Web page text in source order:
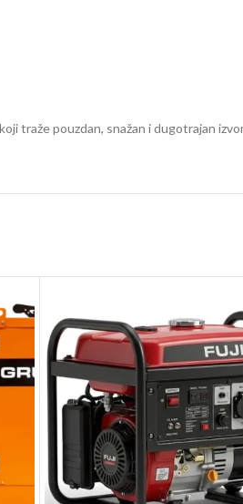
traže pouzdan, snažan i dugotrajan